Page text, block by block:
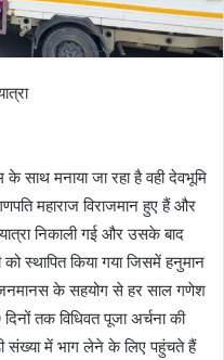
साथ मनाया जा रहा है वही देवभूमि
महाराज विराजमान हुए हैं और
निकाली गई और उसके बाद
स्थापित किया गया जिसमें हनुमान
जनमानस के सहयोग से हर साल गणेश
तक विधिवत पूजा अर्चना की
संख्या में भाग लेने के लिए पहुंचते हैं